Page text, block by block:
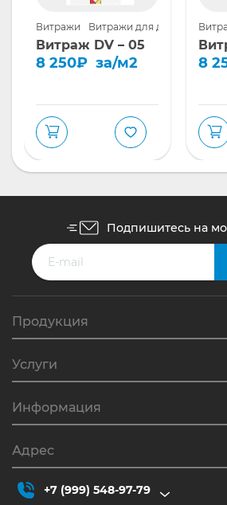
купе
Витражи Витражи для дверей
Витраж DV – 05
8 250₽ за/м2 8
Подпишитесь на
Продукция
Услуги
Информация
Адрес
+7 (999) 548-97-79